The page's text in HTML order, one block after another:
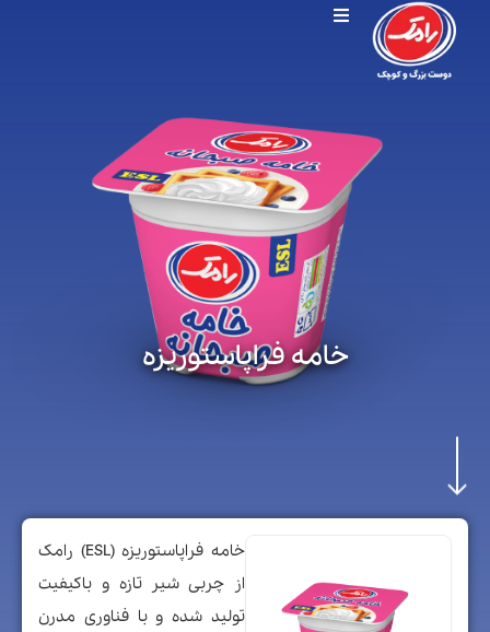
خامه فراپاستوریزه
خامه فراپاستوریزه (ESL) رامک
از چربی شیر تازه و باکیفیت
تولید شده و با فناوری مدرن